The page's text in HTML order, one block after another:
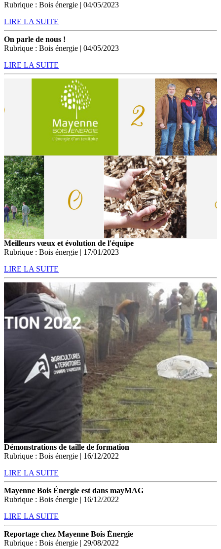
Rubrique : Bois énergie | 04/05/2023
LIRE LA SUITE
On parle de nous !
Rubrique : Bois énergie | 04/05/2023
LIRE LA SUITE
Meilleurs vœux et évolution de l'équipe
Rubrique : Bois énergie | 17/01/2023
LIRE LA SUITE
Démonstrations de taille de formation
Rubrique : Bois énergie | 16/12/2022
LIRE LA SUITE
Mayenne Bois Énergie est dans mayMAG
Rubrique : Bois énergie | 16/12/2022
LIRE LA SUITE
Reportage chez Mayenne Bois Énergie
Rubrique : Bois énergie | 29/08/2022